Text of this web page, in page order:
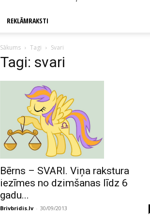
REKLĀMRAKSTI
Sākums Tagi Svari
Tagi: svari
Bērns – SVARI. Viņa rakstura
iezīmes no dzimšanas līdz 6
gadu...
Brivbridis.lv - 30/09/2013